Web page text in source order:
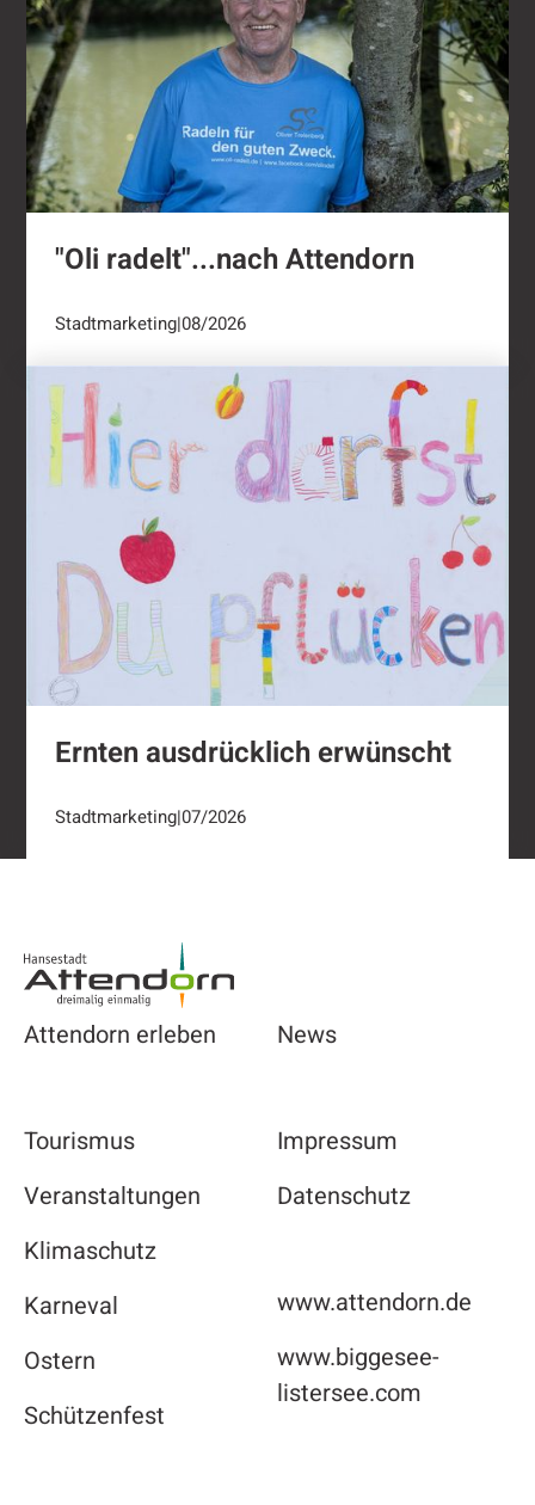
"Oli radelt"...nach Attendorn
Stadtmarketing|08/2026
Ernten ausdrücklich erwünscht
Ernten ausdrücklich erwünscht
Stadtmarketing|07/2026
Attendorn erleben
Tourismus
Veranstaltungen
Klimaschutz
Karneval
Ostern
Schützenfest
News
Impressum
Datenschutz
www.attendorn.de
www.biggesee-
listersee.com